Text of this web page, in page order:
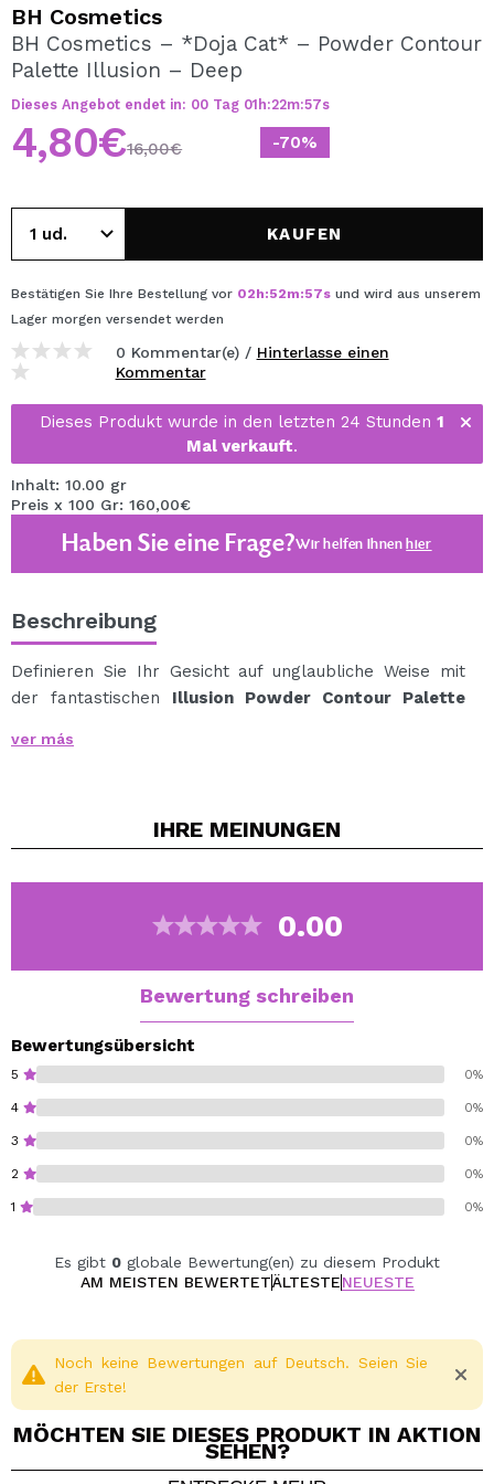
REGISTRIEREN
Durch die Erstellung eines Kontos bei Maquillalia.de
können Sie Ihre Einkäufe schnell tätigen, den Status Ihrer
einsehen.
BH Cosmetics
BH Cosmetics – *Doja Cat* – Powder Contour
Palette Illusion – Deep
Dieses Angebot endet in: 00 Tag 01 h:22m:57s
-70%
4,80€16,00€
KAUFEN
Bestätigen Sie Ihre Bestellung vor 02h:52m:57s und wird aus unserem
Lager morgen versendet werden
0 Kommentar(e) / Hinterlasse einen
Kommentar
Dieses Produkt wurde in den letzten 24 Stunden 1
Mal verkauft.
Inhalt: 10.00 gr
Preis x 100 Gr: 160,00€
Haben Sie eine Frage?Wir helfen Ihnenhier
Beschreibung
Definieren Sie Ihr Gesicht auf unglaubliche Weise mit
der fantastischen Illusion Powder Contour Palette
Enthält 3 matte Bräunungspuder, die gemischt oder
einzigartige Definition erstellen.
Vegan.
ver más
IHRE MEINUNGEN
0.00
Bewertung schreiben
Bewertungsübersicht
5 0%
4 0%
3 0%
2 0%
1 0%
Es gibt 0 globale Bewertung(en) zu diesem Produkt
AM MEISTEN BEWERTETÄLTESTENEUESTE
Noch keine Bewertungen auf Deutsch. Seien Sie
der Erste!
MÖCHTEN SIE DIESES PRODUKT IN AKTION
SEHEN?